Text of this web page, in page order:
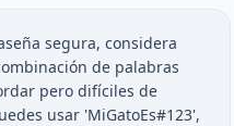
segura, considera
de palabras
pero difíciles de
usar 'MiGatoEs#123',